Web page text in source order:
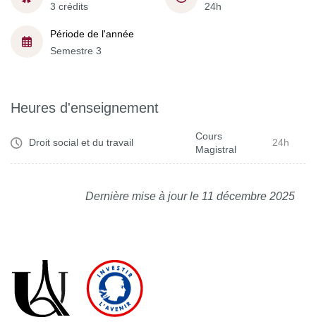
3 crédits
24h
Période de l'année
Semestre 3
Heures d'enseignement
Droit social et du travail
Cours
Magistral
24h
Dernière mise à jour le 11 décembre 2025